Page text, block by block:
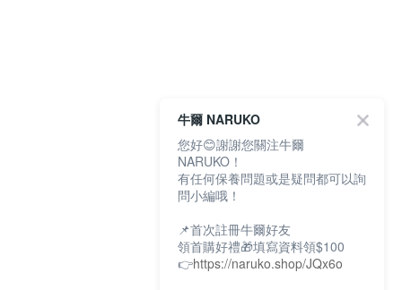
牛爾 NARUKO
您好😊謝謝您關注牛爾
NARUKO！
有任何保養問題或是疑問都可以詢
問小編哦！
📌首次註冊牛爾好友
領首購好禮🎁填寫資料領$100
👉https://naruko.shop/JQx6o